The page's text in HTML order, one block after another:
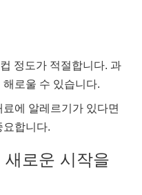
정도가 적절합니다. 과
로울 수 있습니다.
료에 알레르기가 있다면
요합니다.
로운 시작을